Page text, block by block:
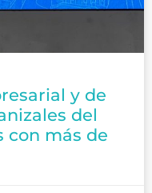
y de
del
con más de